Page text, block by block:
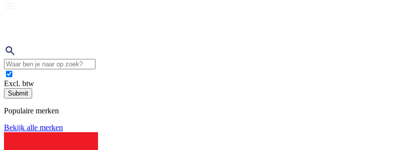
Excl. btw
Submit
Populaire merken
Bekijk alle merken